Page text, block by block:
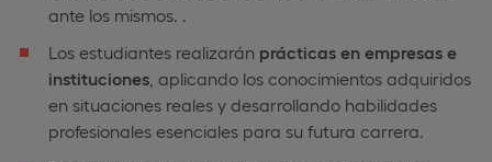
ante los mismos. .
Los estudiantes realizarán prácticas en empresas e
instituciones , aplicando los conocimientos adquiridos
en situaciones reales y desarrollando habilidades
profesionales esenciales para su futura carrera.